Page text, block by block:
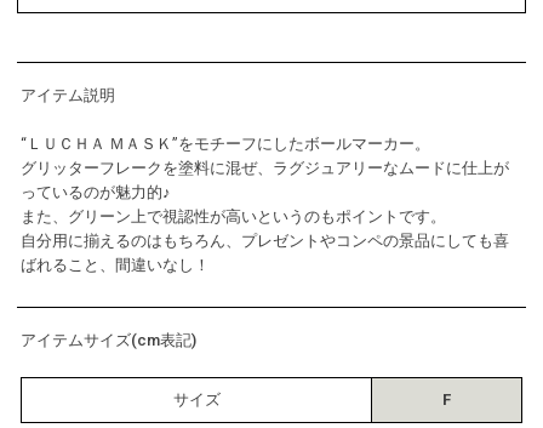
アイテム説明
“ＬＵＣＨＡ ＭＡＳＫ”をモチーフにしたボールマーカー。
グリッターフレークを塗料に混ぜ、ラグジュアリーなムードに仕上が
っているのが魅力的♪
また、グリーン上で視認性が高いというのもポイントです。
自分用に揃えるのはもちろん、プレゼントやコンペの景品にしても喜
ばれること、間違いなし！
アイテムサイズ(cm表記)
サイズ F